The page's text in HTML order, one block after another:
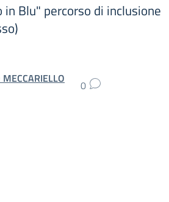
Blu" percorso di inclusione
0